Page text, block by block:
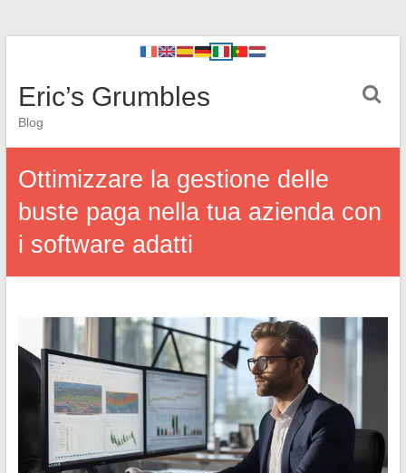
Eric’s Grumbles
Blog
Ottimizzare la gestione delle
buste paga nella tua azienda con
i software adatti